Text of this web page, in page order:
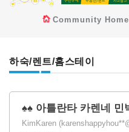
Community Home
하숙/렌트/홈스테이
♠♠ 아틀란타 카렌네 민
KimKaren